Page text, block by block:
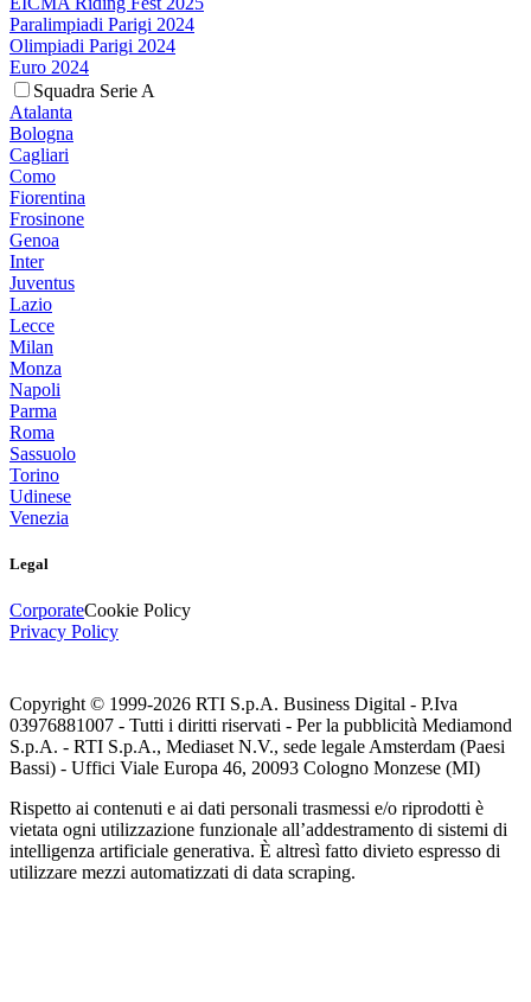
Paralimpiadi Parigi 2024
Olimpiadi Parigi 2024
Euro 2024
Squadra Serie A
Atalanta
Bologna
Cagliari
Como
Fiorentina
Frosinone
Genoa
Inter
Juventus
Lazio
Lecce
Milan
Monza
Napoli
Parma
Roma
Sassuolo
Torino
Udinese
Venezia
Legal
CorporateCookie Policy
Privacy Policy
Copyright © 1999-2026 RTI S.p.A. Business Digital - P.Iva
03976881007 - Tutti i diritti riservati - Per la pubblicità Mediamond
S.p.A. - RTI S.p.A., Mediaset N.V., sede legale Amsterdam (Paesi
Bassi) - Uffici Viale Europa 46, 20093 Cologno Monzese (MI)
Rispetto ai contenuti e ai dati personali trasmessi e/o riprodotti è
vietata ogni utilizzazione funzionale all’addestramento di sistemi di
intelligenza artificiale generativa. È altresì fatto divieto espresso di
utilizzare mezzi automatizzati di data scraping.